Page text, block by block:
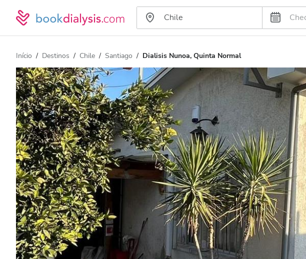
Início Destinos Chile Santiago Dialisis Nunoa, Quinta Normal